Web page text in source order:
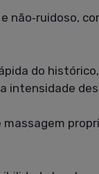
não‑ruidoso,
do
intensidade